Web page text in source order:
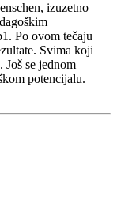
izuzetno
Po ovom tečaju
Svima koji
se jednom
potencijalu.